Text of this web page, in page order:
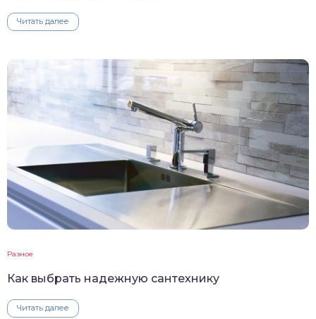
Читать далее
Разное
Как выбрать надежную сантехнику
Читать далее